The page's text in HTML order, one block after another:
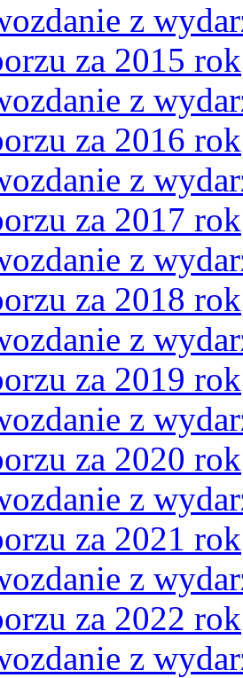
z
za 2015 rok
z
za 2016 rok
z
za 2017 rok
z
za 2018 rok
z
za 2019 rok
z
za 2020 rok
z
za 2021 rok
z
za 2022 rok
z